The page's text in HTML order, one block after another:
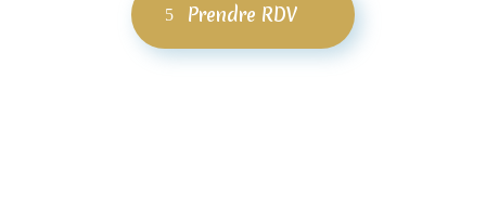
Prendre RDV